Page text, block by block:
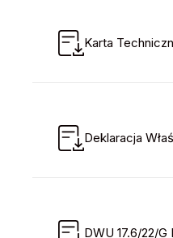
Karta
Deklaracja
DWU 17.6/22/